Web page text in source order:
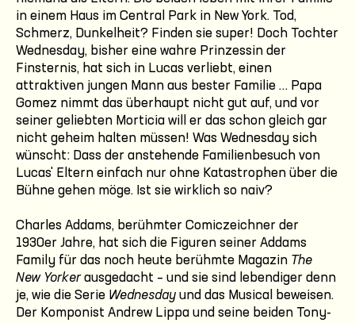
in einem Haus im Central Park in New York. Tod,
Schmerz, Dunkelheit? Finden sie super! Doch Tochter
Wednesday, bisher eine wahre Prinzessin der
Finsternis, hat sich in Lucas verliebt, einen
attraktiven jungen Mann aus bester Familie … Papa
Gomez nimmt das überhaupt nicht gut auf, und vor
seiner geliebten Morticia will er das schon gleich gar
nicht geheim halten müssen! Was Wednesday sich
wünscht: Dass der anstehende Familienbesuch von
Lucas' Eltern einfach nur ohne Katastrophen über die
Bühne gehen möge. Ist sie wirklich so naiv?
Charles Addams, berühmter Comiczeichner der
1930er Jahre, hat sich die Figuren seiner Addams
Family für das noch heute berühmte Magazin The
New Yorkerausgedacht – und sie sind lebendiger denn
je, wie die Serie Wednesday und das Musical beweisen.
Der Komponist Andrew Lippa und seine beiden Tony-